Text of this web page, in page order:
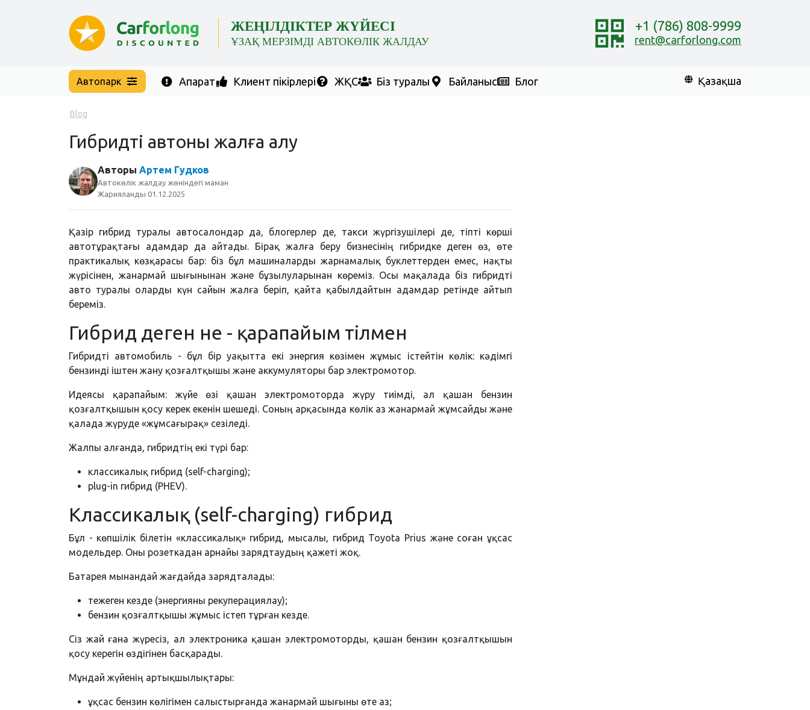
ЖЕҢІЛДІКТЕР ЖҮЙЕСІ
ҰЗАҚ МЕРЗІМДІ АВТОКӨЛІК ЖАЛДАУ
+1 (786) 808-9999
rent@carforlong.com
Автопарк Ақпарат Клиент пікірлері ЖҚС Біз туралы Байланыс Блог Қазақша
Blog
Гибридті автоны жалға алу
Авторы Артем Гудков
Автокөлік жалдау жөніндегі маман
Жарияланды 01.12.2025
Қазір гибрид туралы автосалондар да, блогерлер де, такси жүргізушілері де, тіпті көрші
автотұрақтағы адамдар да айтады. Бірақ жалға беру бизнесінің гибридке деген өз, өте
практикалық көзқарасы бар: біз бұл машиналарды жарнамалық буклеттерден емес, нақты
жүрісінен, жанармай шығынынан және бұзылуларынан көреміз. Осы мақалада біз гибридті
авто туралы оларды күн сайын жалға беріп, қайта қабылдайтын адамдар ретінде айтып
береміз.
Гибрид деген не - қарапайым тілмен
Гибридті автомобиль - бұл бір уақытта екі энергия көзімен жұмыс істейтін көлік: кәдімгі
бензинді іштен жану қозғалтқышы және аккумуляторы бар электромотор.
Идеясы қарапайым: жүйе өзі қашан электромоторда жүру тиімді, ал қашан бензин
қозғалтқышын қосу керек екенін шешеді. Соның арқасында көлік аз жанармай жұмсайды және
қалада жүруде «жұмсағырақ» сезіледі.
Жалпы алғанда, гибридтің екі түрі бар:
классикалық гибрид (self-charging);
plug-in гибрид (PHEV).
Классикалық (self-charging) гибрид
Бұл - көпшілік білетін «классикалық» гибрид, мысалы, гибрид Toyota Prius және соған ұқсас
модельдер. Оны розеткадан арнайы зарядтаудың қажеті жоқ.
Батарея мынандай жағдайда зарядталады:
тежеген кезде (энергияны рекуперациялау);
бензин қозғалтқышы жұмыс істеп тұрған кезде.
Сіз жай ғана жүресіз, ал электроника қашан электромоторды, қашан бензин қозғалтқышын
қосу керегін өздігінен басқарады.
Мұндай жүйенің артықшылықтары:
ұқсас бензин көлігімен салыстырғанда жанармай шығыны өте аз;